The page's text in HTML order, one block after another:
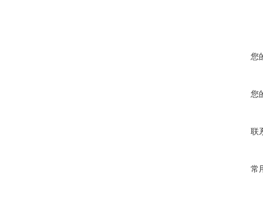
您
您
联
常